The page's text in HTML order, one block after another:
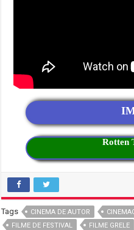
Rotten
Tags CINEMA DE AUTOR
FILME DE FESTIVAL
FILME GRELE